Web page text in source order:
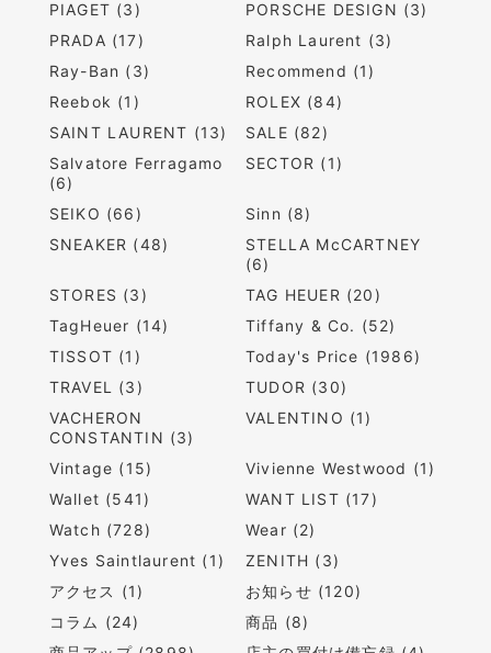
PIAGET (3)
PORSCHE DESIGN (3)
PRADA (17)
Ralph Laurent (3)
Ray-Ban (3)
Recommend (1)
Reebok (1)
ROLEX (84)
SAINT LAURENT (13)
SALE (82)
Salvatore Ferragamo
(6)
SECTOR (1)
SEIKO (66)
Sinn (8)
SNEAKER (48)
STELLA McCARTNEY
(6)
STORES (3)
TAG HEUER (20)
TagHeuer (14)
Tiffany & Co. (52)
TISSOT (1)
Today's Price (1986)
TRAVEL (3)
TUDOR (30)
VACHERON
CONSTANTIN (3)
VALENTINO (1)
Vintage (15)
Vivienne Westwood (1)
Wallet (541)
WANT LIST (17)
Watch (728)
Wear (2)
Yves Saintlaurent (1)
ZENITH (3)
アクセス (1)
お知らせ (120)
コラム (24)
商品 (8)